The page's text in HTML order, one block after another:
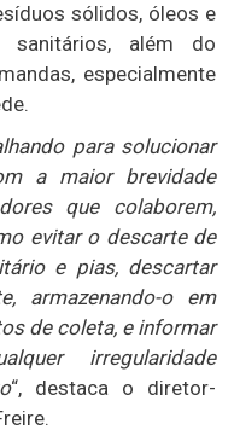
sólidos, óleos e
além do
especialmente
para solucionar
a maior brevidade
que colaborem,
evitar o descarte de
e pias, descartar
armazenando-o em
de coleta, e informar
irregularidade
“, destaca o diretor-